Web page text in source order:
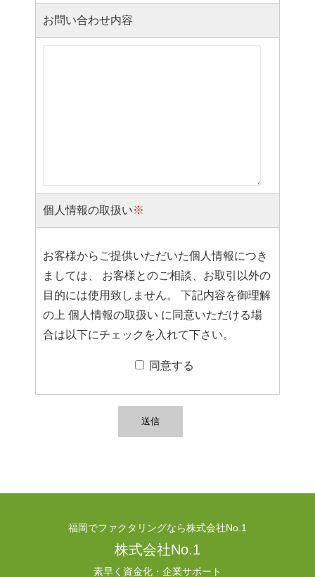
お問い合わせ内容
個人情報の取扱い※
お客様からご提供いただいた個人情報につき
ましては、 お客様とのご相談、お取引以外の
目的には使用致しません。 下記内容を御理解
の上 個人情報の取扱い に同意いただける場
合は以下にチェックを入れて下さい。
同意する
福岡でファクタリングなら株式会社No.1
株式会社No.1
素早く資金化・企業サポート